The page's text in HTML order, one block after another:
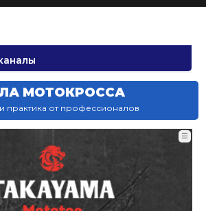
МОТОКРОССА
практика от профессионалов
☰